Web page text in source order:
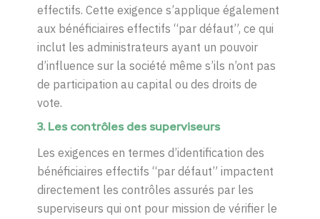
effectifs. Cette exigence s’applique également
aux bénéficiaires effectifs “par défaut”, ce qui
inclut les administrateurs ayant un pouvoir
d’influence sur la société même s’ils n’ont pas
de participation au capital ou des droits de
vote.
3. Les contrôlesdes superviseurs
Les exigences en termes d’identification des
bénéficiaires effectifs “par défaut” impactent
directement les contrôles assurés par les
superviseurs qui ont pour mission de vérifier le